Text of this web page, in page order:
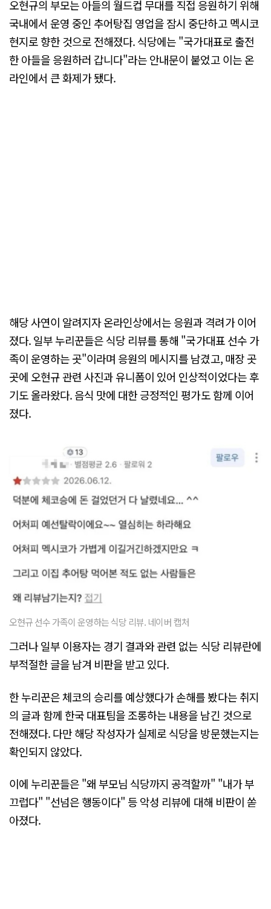
오현규의 부모는 아들의 월드컵 무대를 직접 응원하기 위해
국내에서 운영 중인 추어탕집 영업을 잠시 중단하고 멕시코
현지로 향한 것으로 전해졌다. 식당에는 "국가대표로 출전
한 아들을 응원하러 갑니다"라는 안내문이 붙었고 이는 온
라인에서 큰 화제가 됐다.
해당 사연이 알려지자 온라인상에서는 응원과 격려가 이어
졌다. 일부 누리꾼들은 식당 리뷰를 통해 "국가대표 선수 가
족이 운영하는 곳"이라며 응원의 메시지를 남겼고, 매장 곳
곳에 오현규 관련 사진과 유니폼이 있어 인상적이었다는 후
기도 올라왔다. 음식 맛에 대한 긍정적인 평가도 함께 이어
졌다.
오현규 선수 가족이 운영하는 식당 리뷰. 네이버 캡처
그러나 일부 이용자는 경기 결과와 관련 없는 식당 리뷰란에
부적절한 글을 남겨 비판을 받고 있다.
한 누리꾼은 체코의 승리를 예상했다가 손해를 봤다는 취지
의 글과 함께 한국 대표팀을 조롱하는 내용을 남긴 것으로
전해졌다. 다만 해당 작성자가 실제로 식당을 방문했는지는
확인되지 않았다.
이에 누리꾼들은 "왜 부모님 식당까지 공격할까" "내가 부
끄럽다" "선넘은 행동이다" 등 악성 리뷰에 대해 비판이 쏟
아졌다.